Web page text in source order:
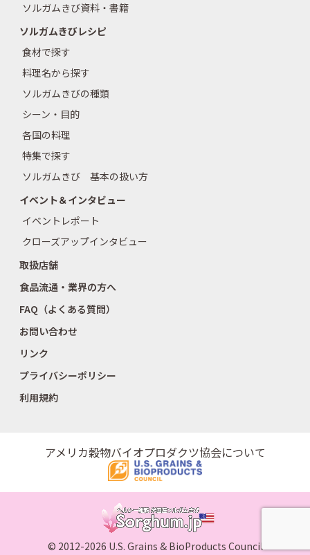
ソルガムきび資料・書籍
ソルガムきびレシピ
食材で探す
料理名から探す
ソルガムきびの種類
シーン・目的
各国の料理
特集で探す
ソルガムきび 基本の扱い方
イベント＆インタビュー
イベントレポート
クローズアップインタビュー
取扱店舗
食品流通・業界の方へ
FAQ（よくある質問）
お問い合わせ
リンク
プライバシーポリシー
利用規約
アメリカ穀物バイオプロダクツ協会について
© 2012-2026 U.S. Grains & BioProducts Council